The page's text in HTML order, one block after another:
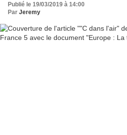
Publié le 19/03/2019 à 14:00
Par Jeremy